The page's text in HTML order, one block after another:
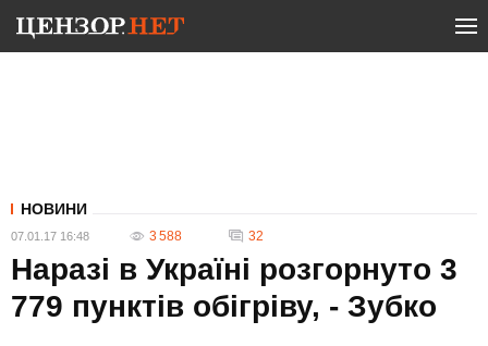
НОВИНИ
07.01.17 16:48 3 588 32
Наразі в Україні розгорнуто 3
779 пунктів обігріву, - Зубко